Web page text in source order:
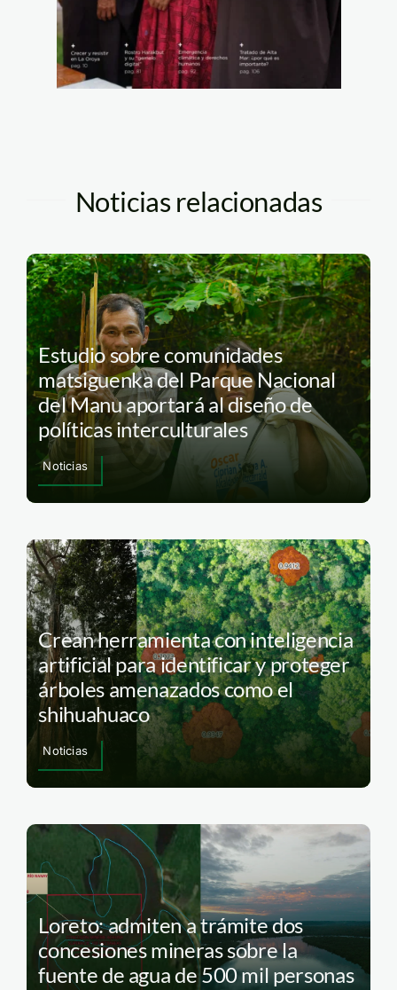
Noticias relacionadas
Estudio sobre comunidades
matsiguenka del Parque Nacional
del Manu aportará al diseño de
políticas interculturales
Noticias
Crean herramienta con inteligencia
artificial para identificar y proteger
árboles amenazados como el
shihuahuaco
Noticias
Loreto: admiten a trámite dos
concesiones mineras sobre la
fuente de agua de 500 mil personas